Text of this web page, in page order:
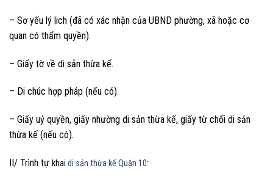
– Sơ yếu lý lich (đã có xác nhận của UBND phường, xã hoặc cơ
quan có thẩm quyền).
– Giấy tờ về di sản thừa kế.
– Di chúc hợp pháp (nếu có).
– Giấy uỷ quyền, giấy nhường di sản thừa kế, giấy từ chối di sản
thừa kế (nếu có).
II/ Trình tự khai di sản thừa kế Quận 10: